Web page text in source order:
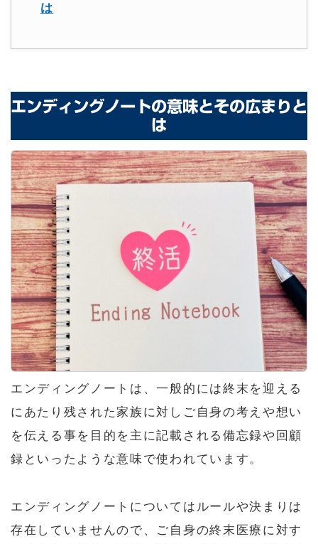
は
エンディングノートの意味とその広まりと
は
エンディングノートは、一般的には終末を迎える
にあたり残された家族に対しご自身の考えや想い
を伝える事を目的を主に記載される備忘録や回顧
録といったような意味で使われています。
エンディングノートについてはルールや決まりは
存在していませんので、ご自身の終末医療に対す